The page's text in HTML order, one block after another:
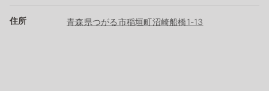
住所 青森県つがる市稲垣町沼崎船橋1-13